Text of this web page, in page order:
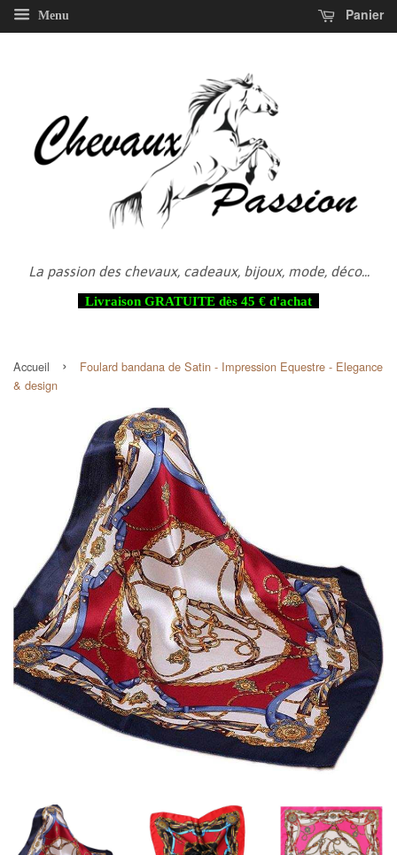
Menu Panier
La passion des chevaux, cadeaux, bijoux, mode, déco...
Livraison GRATUITE dès 45 € d'achat
Accueil ›
Foulard bandana de Satin - Impression Equestre - Elegance
& design